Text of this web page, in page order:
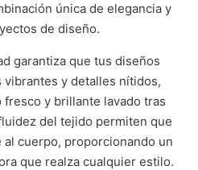
única de elegancia y
de diseño.
garantiza que tus diseños
y detalles nítidos,
y brillante lavado tras
del tejido permiten que
al cuerpo, proporcionando un
que realza cualquier estilo.